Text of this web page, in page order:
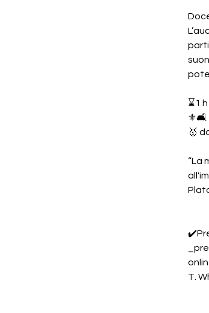
⌛️1
⚜️🛋️
🥇
“La
T.